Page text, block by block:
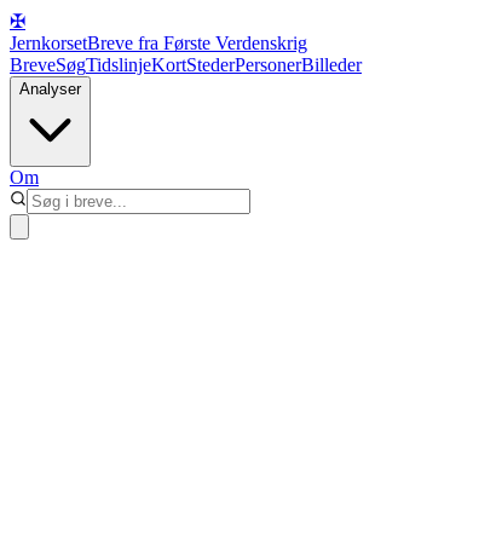
✠
JernkorsetBreve fra Første Verdenskrig
BreveSøgTidslinjeKortStederPersonerBilleder
Analyser
Om